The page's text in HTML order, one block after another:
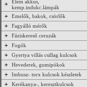
+
Elem akkus,
kemp.indukc.lámpák
+ Emelők, bakok, csörlők
+ Fagyálló mérők
+ Fáziskereső ceruzák
+ Fogók
+ Gyertya villás csillag kulcsok
+ Hevederek, gumipókok
+ Imbusz- torx kulcsok készletek
+ Kerékanya-, keresztkulcsok